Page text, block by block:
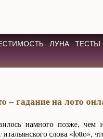
ЛУНА ТЕСТЫ
– гадание на лото
намного позже, чем
слова «lotto»,